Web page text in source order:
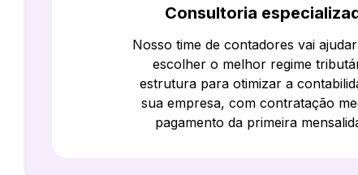
Consultoria
Nosso time de contadores vai
escolher o melhor regime
estrutura para otimizar a
sua empresa, com contratação
pagamento da primeira